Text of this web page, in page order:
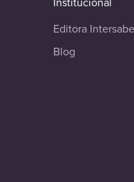
Editora
Blog